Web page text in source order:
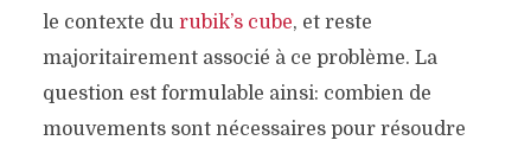
le contexte du rubik’s cube, et reste
majoritairement associé à ce problème. La
question est formulable ainsi: combien de
mouvements sont nécessaires pour résoudre